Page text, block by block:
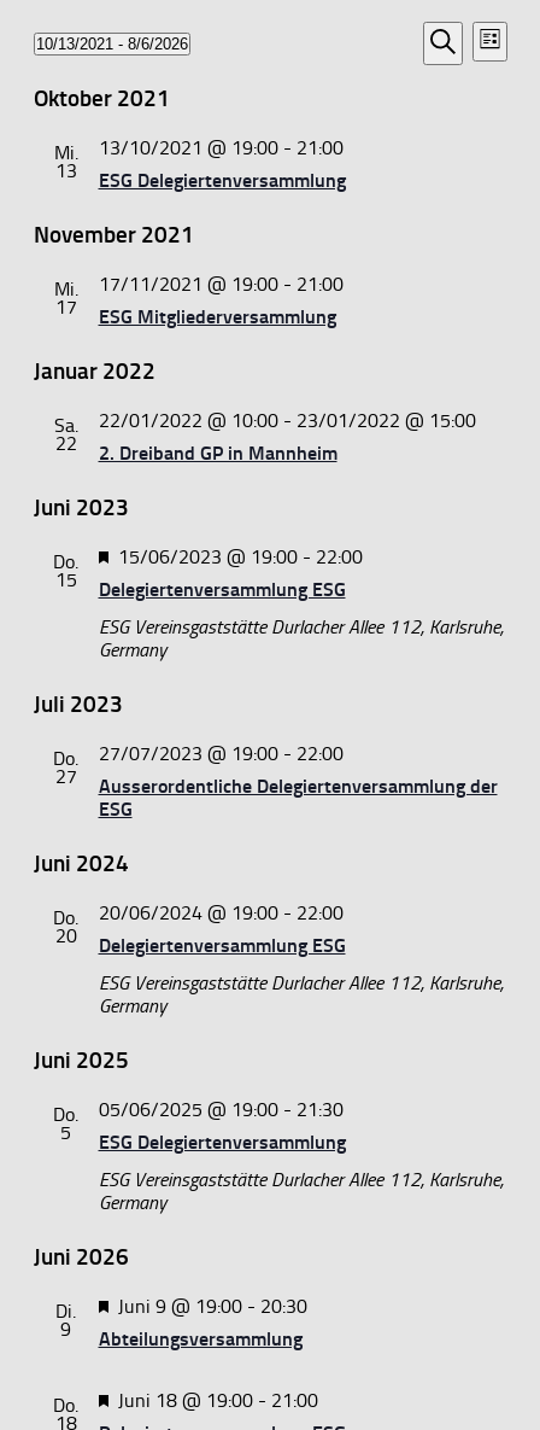
Veranstaltungen
Suche
Suche
Liste
10/13/2021 - 8/6/2026
wählen.
Oktober 2021
Mi.
13 ESG Delegiertenversammlung
13/10/2021 @ 19:00- 21:00
November 2021
Mi.
17 ESG Mitgliederversammlung
17/11/2021 @ 19:00- 21:00
Januar 2022
Sa.
22 2. Dreiband GP in Mannheim
22/01/2022 @ 10:00- 23/01/2022 @ 15:00
Juni 2023
Do.
15 Delegiertenversammlung ESG
Hervorgehoben
15/06/2023 @ 19:00- 22:00
ESG Vereinsgaststätte Durlacher Allee 112, Karlsruhe,
Germany
Juli 2023
Do.
27
Ausserordentliche Delegiertenversammlung der
ESG
27/07/2023 @ 19:00- 22:00
Juni 2024
Do.
20 Delegiertenversammlung ESG
20/06/2024 @ 19:00- 22:00
ESG Vereinsgaststätte Durlacher Allee 112, Karlsruhe,
Germany
Juni 2025
Do.
5 ESG Delegiertenversammlung
05/06/2025 @ 19:00- 21:30
ESG Vereinsgaststätte Durlacher Allee 112, Karlsruhe,
Germany
Juni 2026
Di.
9 Abteilungsversammlung
Hervorgehoben
Juni 9 @ 19:00- 20:30
Do.
18
Hervorgehoben
Juni 18 @ 19:00- 21:00